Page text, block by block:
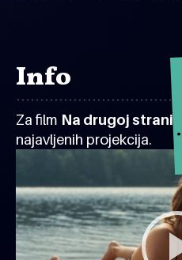
Info
Za film Na drugoj strani
najavljenih projekcija.